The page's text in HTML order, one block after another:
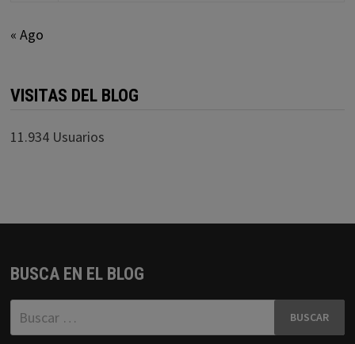
« Ago
VISITAS DEL BLOG
11.934 Usuarios
BUSCA EN EL BLOG
Buscar: